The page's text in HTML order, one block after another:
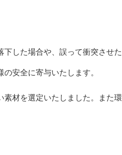
した場合や、誤って衝突させた
安全に寄与いたします。
材を選定いたしました。また環